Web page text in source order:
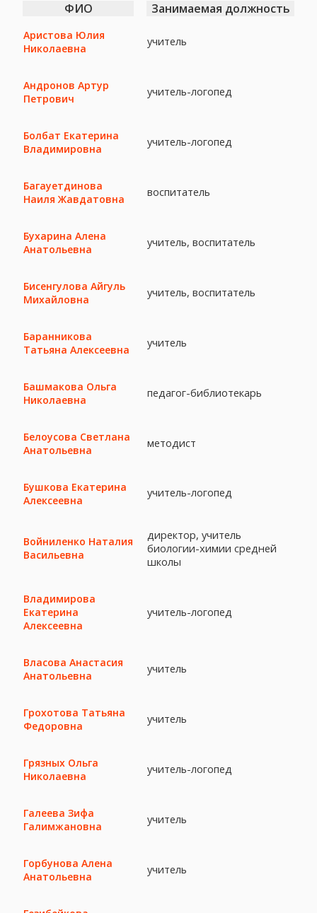
ФИО Занимаемая должность
Аристова Юлия
Николаевна
учитель
Андронов Артур
Петрович
учитель-логопед
Болбат Екатерина
Владимировна
учитель-логопед
Багауетдинова
Наиля Жавдатовна
воспитатель
Бухарина Алена
Анатольевна
учитель, воспитатель
Бисенгулова Айгуль
Михайловна
учитель, воспитатель
Баранникова
Татьяна Алексеевна
учитель
Башмакова Ольга
Николаевна
педагог-библиотекарь
Белоусова Светлана
Анатольевна
методист
Бушкова Екатерина
Алексеевна
учитель-логопед
Войниленко Наталия
Васильевна
директор, учитель
биологии-химии средней
школы
Владимирова
Екатерина
Алексеевна
учитель-логопед
Власова Анастасия
Анатольевна
учитель
Грохотова Татьяна
Федоровна
учитель
Грязных Ольга
Николаевна
учитель-логопед
Галеева Зифа
Галимжановна
учитель
Горбунова Алена
Анатольевна
учитель